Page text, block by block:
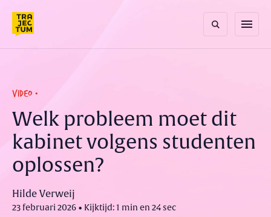
content
menu
VIDEO
Welk probleem moet dit
kabinet volgens studenten
oplossen?
Hilde Verweij
23 februari 2026 • Kijktijd: 1 min en 24 sec